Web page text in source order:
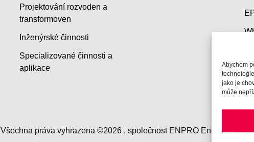
Abychom
jako je
může
Projektování rozvoden a
transformoven
Inženýrské činnosti
Specializované činnosti a
aplikace
Všechna práva vyhrazena ©2026 , společnost ENPRO Energo s.r.o.